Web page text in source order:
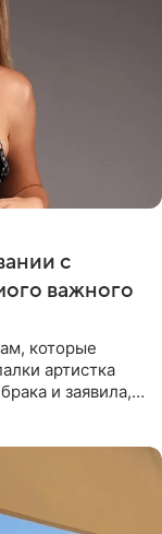
с
важного
которые
артистка
и заявила,